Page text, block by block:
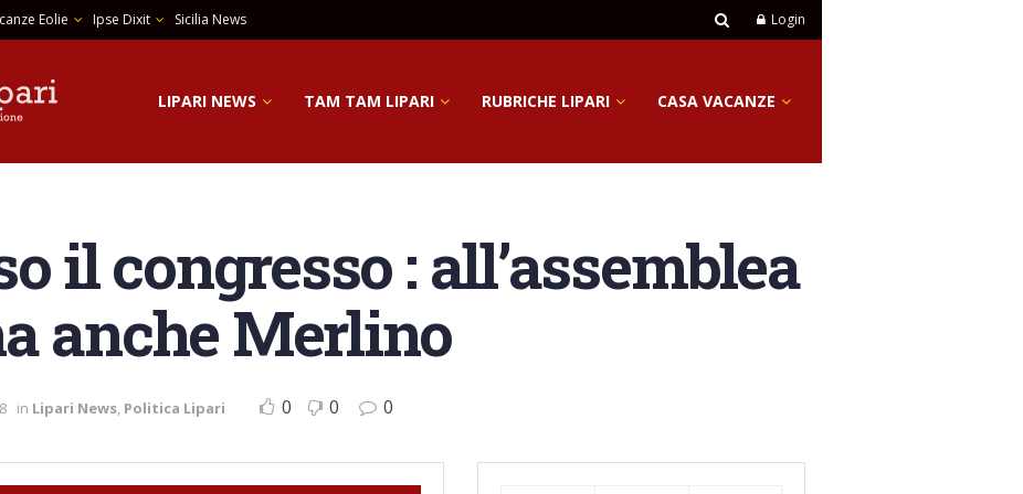
Eolie Ipse Dixit Sicilia News Login
LIPARI NEWS TAM TAM LIPARI RUBRICHE LIPARI CASA VACANZE
il congresso : all’assemblea
anche Merlino
in Lipari News, Politica Lipari 0 0 0